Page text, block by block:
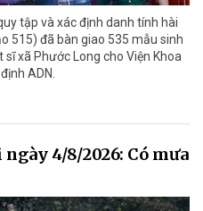
tập và xác định danh tính hài
515) đã bàn giao 535 mẫu sinh
xã Phước Long cho Viện Khoa
ADN.
4/8/2026: Có mưa